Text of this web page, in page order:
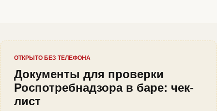
ОТКРЫТО БЕЗ ТЕЛЕФОНА
Документы для проверки
Роспотребнадзора в баре: чек-
лист